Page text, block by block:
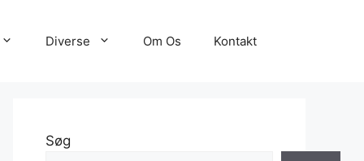
Diverse Om Os Kontakt
Søg